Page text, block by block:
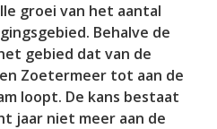
groei van het aantal
Behalve de
gebied dat van de
Zoetermeer tot aan de
loopt. De kans bestaat
jaar niet meer aan de